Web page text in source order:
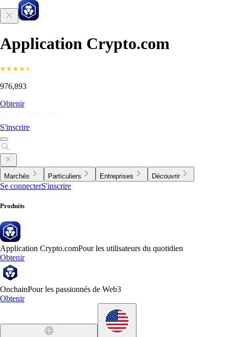
Application Crypto.com
976,893
Obtenir
S'inscrire
Marchés Particuliers Entreprises Découvrir
Se connecterS'inscrire
Produits
Application Crypto.comPour les utilisateurs du quotidien
Obtenir
OnchainPour les passionnés de Web3
Obtenir